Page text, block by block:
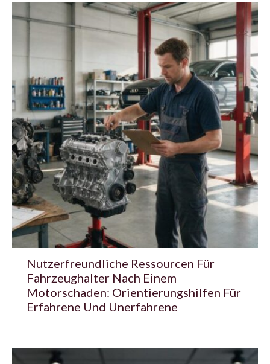
Nutzerfreundliche Ressourcen Für
Fahrzeughalter Nach Einem
Motorschaden: Orientierungshilfen Für
Erfahrene Und Unerfahrene